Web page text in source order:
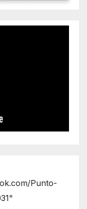
Punto-